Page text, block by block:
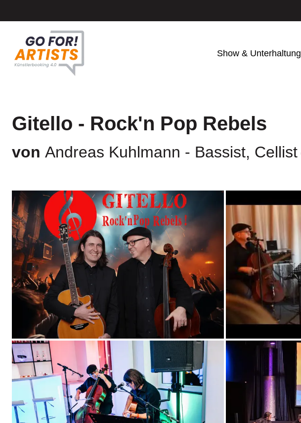
Show & Unterhaltung
Gitello - Rock'n Pop Rebels
von Andreas Kuhlmann - Bassist, Cellist